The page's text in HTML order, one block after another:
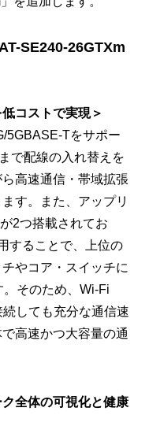
SE240-26GTXm
コストで実現＞
5GBASE-Tをサポー
で配線の入れ替えを
高速通信・帯域拡張
す。また、アップリ
2つ搭載されてお
することで、上位の
やコア・スイッチに
そのため、Wi-Fi
しても充分な通信速
高速かつ大容量の通
全体の可視化と健康